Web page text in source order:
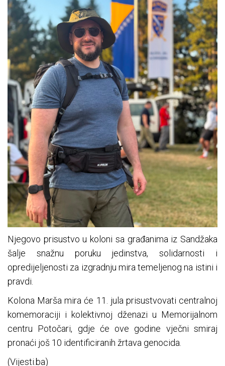
Njegovo prisustvo u koloni sa građanima iz Sandžaka
šalje snažnu poruku jedinstva, solidarnosti i
opredijeljenosti za izgradnju mira temeljenog na istini i
pravdi.
Kolona Marša mira će 11. jula prisustvovati centralnoj
komemoraciji i kolektivnoj dženazi u Memorijalnom
centru Potočari, gdje će ove godine vječni smiraj
pronaći još 10 identificiranih žrtava genocida.
(Vijesti.ba)